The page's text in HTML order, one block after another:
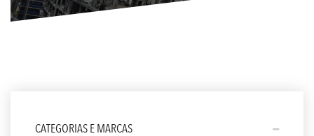
CATEGORIAS E MARCAS